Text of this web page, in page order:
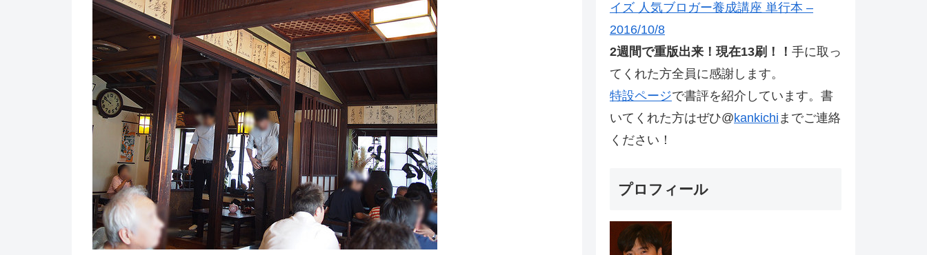
イズ 人気ブロガー養成講座 単行本 –
2016/10/8
2週間で重版出来！現在13刷！！ 手に取っ
てくれた方全員に感謝します。
特設ページで書評を紹介しています。書
いてくれた方はぜひ@kankichi までご連絡
ください！
プロフィール